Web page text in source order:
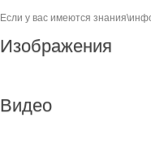
Если у вас имеются
Изображения
Видео